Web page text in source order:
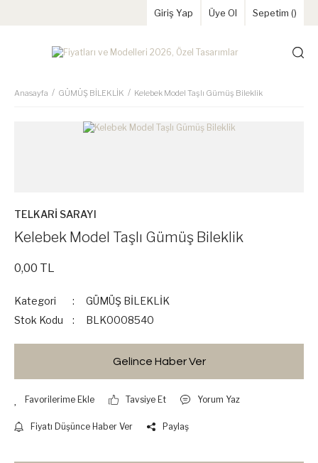
Giriş Yap Üye Ol Sepetim ()
Anasayfa GÜMÜŞ BİLEKLİK Kelebek Model Taşlı Gümüş Bileklik
TELKARİ SARAYI
Kelebek Model Taşlı Gümüş Bileklik
0,00 TL
Kategori
GÜMÜŞ BİLEKLİK
Stok Kodu
BLK0008540
Gelince Haber Ver
Tavsiye Et Yorum Yaz
Fiyatı Düşünce Haber Ver Paylaş